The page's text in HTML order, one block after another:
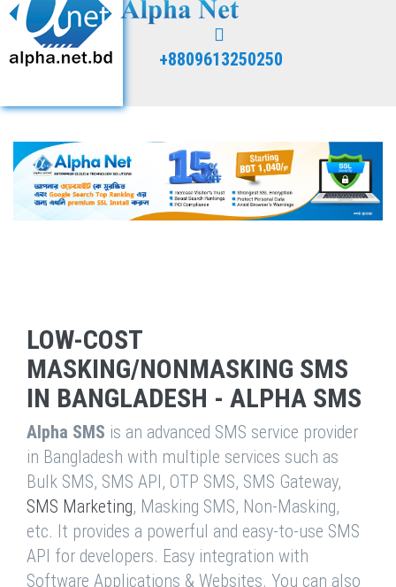
+8809613250250
LOW-COST
MASKING/NONMASKING SMS
IN BANGLADESH - ALPHA SMS
Alpha SMS is an advanced SMS service provider
in Bangladesh with multiple services such as
Bulk SMS, SMS API, OTP SMS, SMS Gateway,
SMS Marketing, Masking SMS, Non-Masking,
etc. It provides a powerful and easy-to-use SMS
API for developers. Easy integration with
Software Applications & Websites. You can also